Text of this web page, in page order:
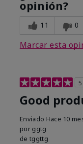
opinión?
11 0
Marcar esta
5
Good
Enviado Hace 10
por ggtg
de tggttg